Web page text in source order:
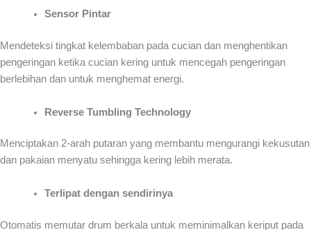
Sensor Pintar
Mendeteksi tingkat kelembaban pada cucian dan menghentikan
pengeringan ketika cucian kering untuk mencegah pengeringan
berlebihan dan untuk menghemat energi.
Reverse Tumbling Technology
Menciptakan 2-arah putaran yang membantu mengurangi kekusutan
dan pakaian menyatu sehingga kering lebih merata.
Terlipat dengan sendirinya
Otomatis memutar drum berkala untuk meminimalkan keriput pada